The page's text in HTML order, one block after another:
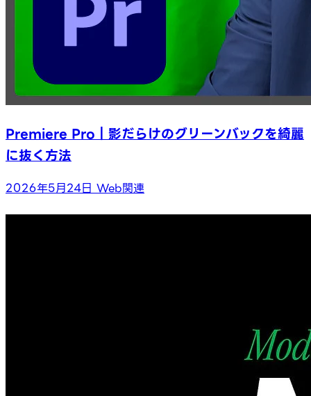
Premiere Pro｜影だらけのグリーンバックを綺麗
に抜く方法
2026年5月24日 Web関連